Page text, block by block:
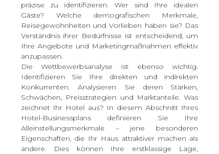
präzise zu identifizieren. Wer sind Ihre idealen
Gäste? Welche demografischen Merkmale,
Reisegewohnheiten und Vorlieben haben sie? Das
Verständnis ihrer Bedürfnisse ist entscheidend, um
Ihre Angebote und Marketingmaßnahmen effektiv
anzupassen.
Die Wettbewerbsanalyse ist ebenso wichtig.
Identifizieren Sie Ihre direkten und indirekten
Konkurrenten. Analysieren Sie deren Stärken,
Schwächen, Preisstrategien und Marktanteile. Was
zeichnet Ihr Hotel aus? In diesem Abschnitt Ihres
Hotel-Businessplans definieren Sie Ihre
Alleinstellungsmerkmale – jene besonderen
Eigenschaften, die Ihr Haus attraktiver machen als
andere. Dies können Ihre erstklassige Lage,